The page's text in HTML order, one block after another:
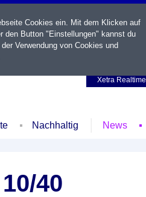
Xetra Realtime
Nachhaltig News
40
Cookies ein. Mit dem Klicken auf
den Button "Einstellungen" kannst du
Verwendung von Cookies und